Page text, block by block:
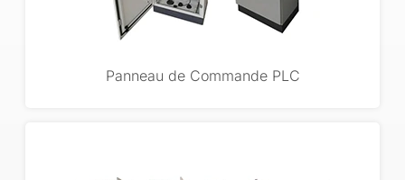
Panneau de Commande PLC